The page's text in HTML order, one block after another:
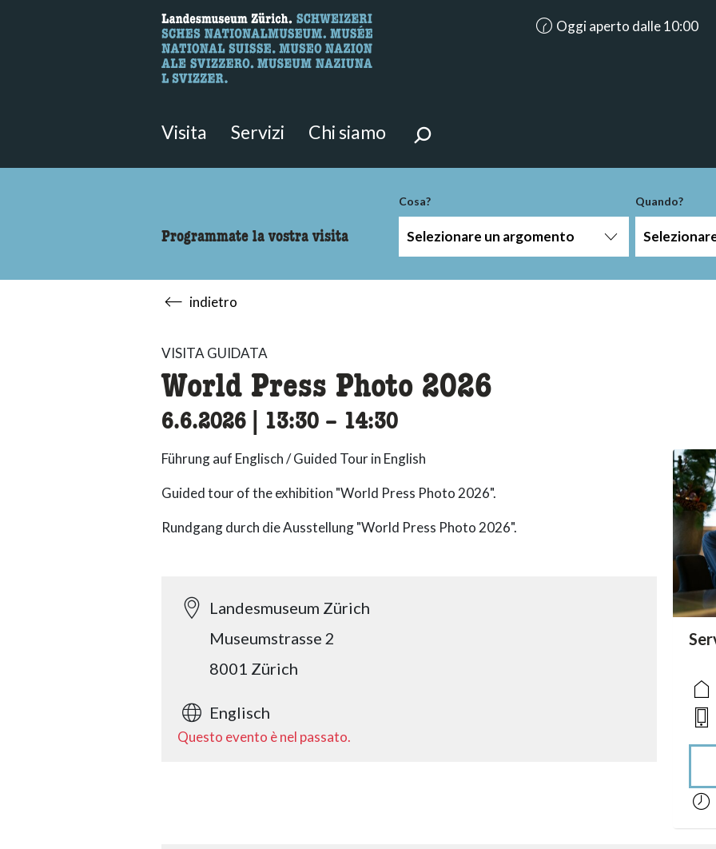
Qui è possibile cercare i contenuti della pagina.
Oggi aperto dalle 10:00
Visita Servizi Chi siamo
Programmate la vostra visita
Cosa?
Selezionare un argomento
Quando?
indietro
VISITA GUIDATA
World Press Photo 2026
6.6.2026 13:30 accessibility.time_to
– 14:30
Führung auf Englisch / Guided Tour in English
Guided tour of the exhibition "World Press Photo 2026".
Rundgang durch die Ausstellung "World Press Photo 2026".
Landesmuseum Zürich
Museumstrasse 2
8001 Zürich
Englisch
Questo evento è nel passato.